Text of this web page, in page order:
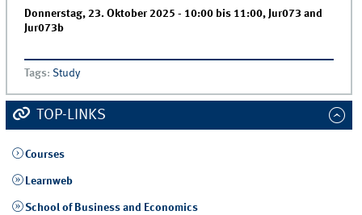
Donnerstag, 23. Oktober 2025 - 10:00 bis 11:00,
Jur073 and
Jur073b
Tags: Study
TOP-LINKS
Courses
Learnweb
School of Business and Economics